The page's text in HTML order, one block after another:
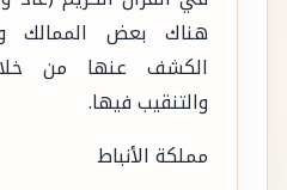
هناك بعض الممالك
الكشف عنها من
والتنقيب فيها.
مملكة الأنباط